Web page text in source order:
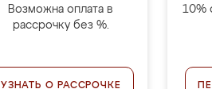
Возможна оплата в
рассрочку без %.
УЗНАТЬ О РАССРОЧКЕ
10%